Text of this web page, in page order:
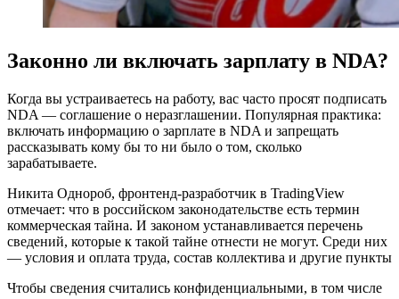
Законно ли включать зарплату в NDA?
Когда вы устраиваетесь на работу, вас часто просят подписать
NDA — соглашение о неразглашении. Популярная практика:
включать информацию о зарплате в NDA и запрещать
рассказывать кому бы то ни было о том, сколько
зарабатываете.
Никита Однороб, фронтенд-разработчик в TradingView
отмечает: что в российском законодательстве есть термин
коммерческая тайна. И законом устанавливается перечень
сведений, которые к такой тайне отнести не могут. Среди них
— условия и оплата труда, состав коллектива и другие пункты
Чтобы сведения считались конфиденциальными, в том числе